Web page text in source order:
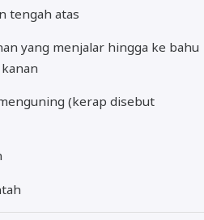
tengah atas
yang menjalar hingga ke bahu
(kerap disebut